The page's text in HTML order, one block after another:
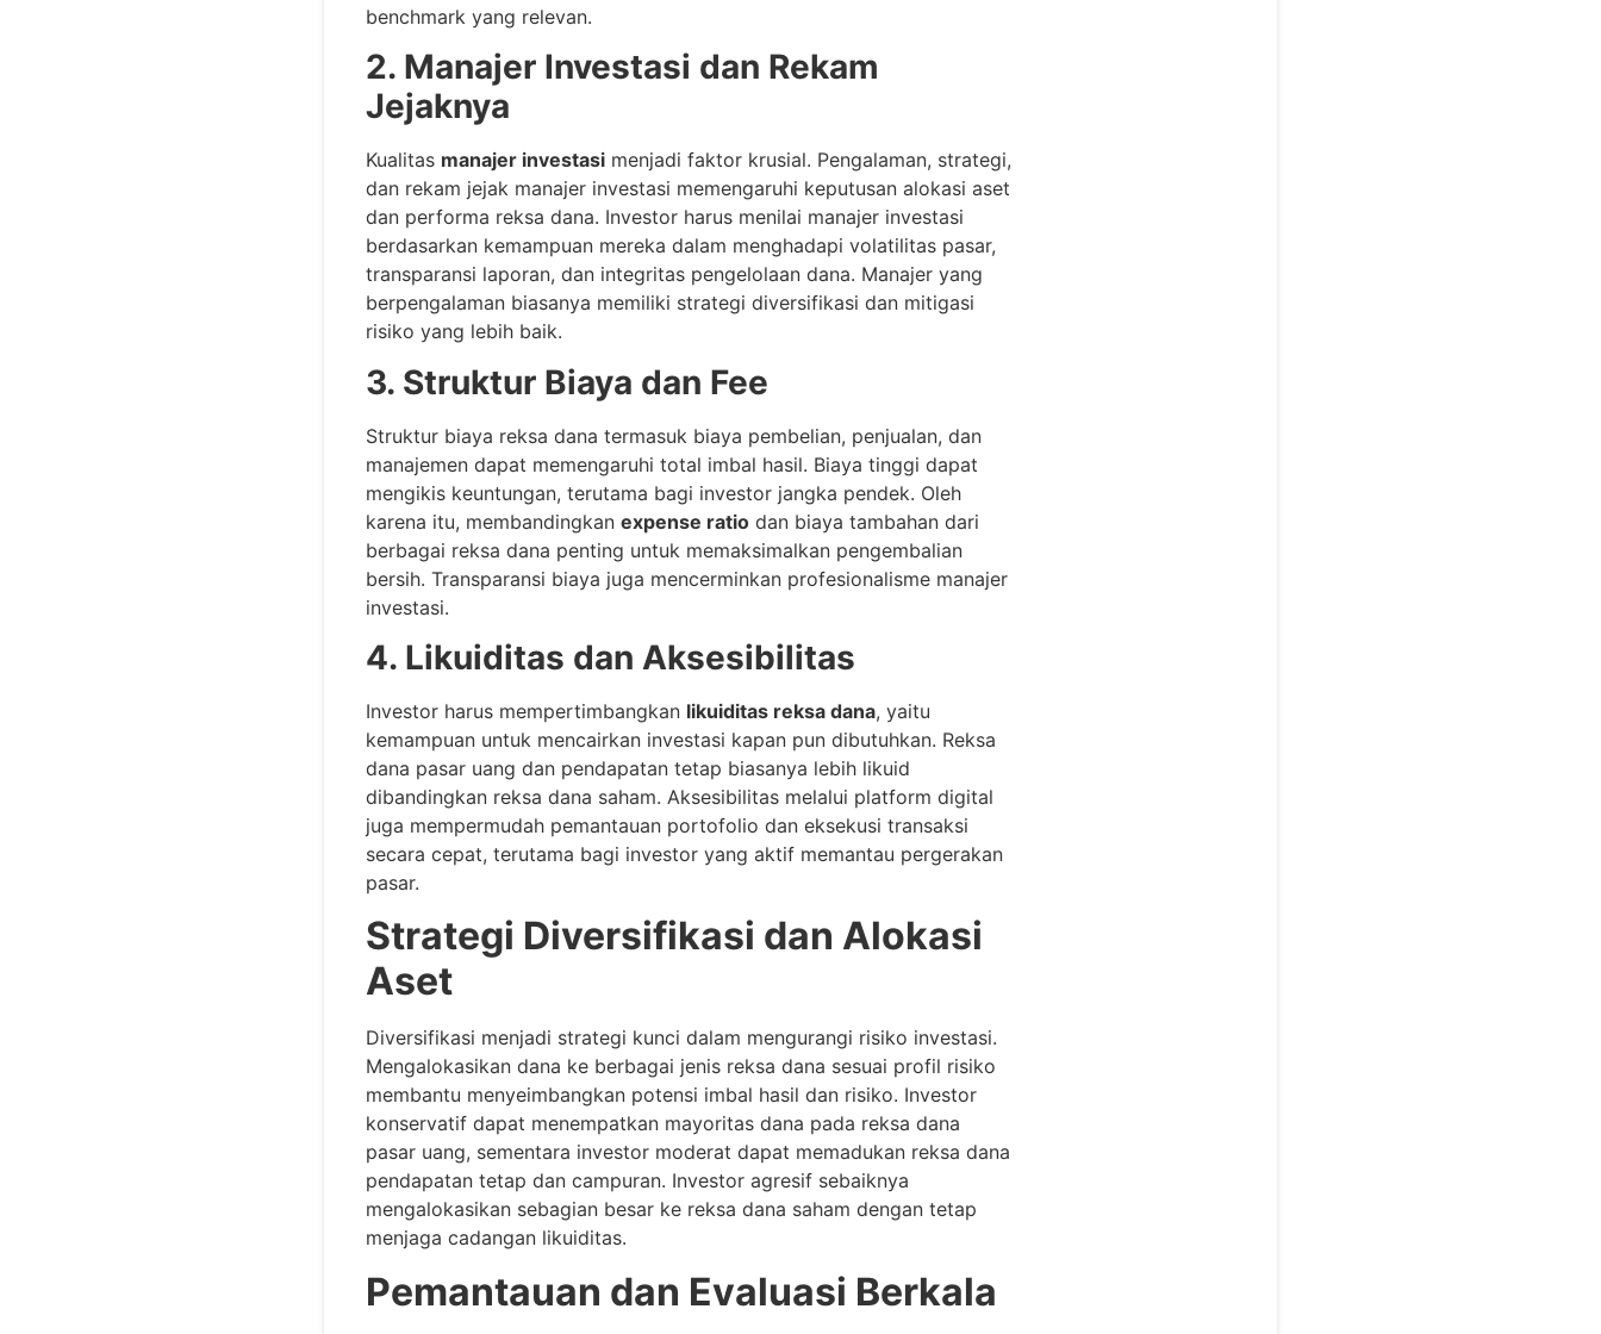
benchmark yang relevan.
2. Manajer Investasi dan Rekam
Jejaknya
Kualitas manajer investasi menjadi faktor krusial. Pengalaman, strategi,
dan rekam jejak manajer investasi memengaruhi keputusan alokasi aset
dan performa reksa dana. Investor harus menilai manajer investasi
berdasarkan kemampuan mereka dalam menghadapi volatilitas pasar,
transparansi laporan, dan integritas pengelolaan dana. Manajer yang
berpengalaman biasanya memiliki strategi diversifikasi dan mitigasi
risiko yang lebih baik.
3. Struktur Biaya dan Fee
Struktur biaya reksa dana termasuk biaya pembelian, penjualan, dan
manajemen dapat memengaruhi total imbal hasil. Biaya tinggi dapat
mengikis keuntungan, terutama bagi investor jangka pendek. Oleh
karena itu, membandingkan expense ratio dan biaya tambahan dari
berbagai reksa dana penting untuk memaksimalkan pengembalian
bersih. Transparansi biaya juga mencerminkan profesionalisme manajer
investasi.
4. Likuiditas dan Aksesibilitas
Investor harus mempertimbangkan likuiditas reksa dana, yaitu
kemampuan untuk mencairkan investasi kapan pun dibutuhkan. Reksa
dana pasar uang dan pendapatan tetap biasanya lebih likuid
dibandingkan reksa dana saham. Aksesibilitas melalui platform digital
juga mempermudah pemantauan portofolio dan eksekusi transaksi
secara cepat, terutama bagi investor yang aktif memantau pergerakan
pasar.
Strategi Diversifikasi dan Alokasi
Aset
Diversifikasi menjadi strategi kunci dalam mengurangi risiko investasi.
Mengalokasikan dana ke berbagai jenis reksa dana sesuai profil risiko
membantu menyeimbangkan potensi imbal hasil dan risiko. Investor
konservatif dapat menempatkan mayoritas dana pada reksa dana
pasar uang, sementara investor moderat dapat memadukan reksa dana
pendapatan tetap dan campuran. Investor agresif sebaiknya
mengalokasikan sebagian besar ke reksa dana saham dengan tetap
menjaga cadangan likuiditas.
Pemantauan dan Evaluasi Berkala